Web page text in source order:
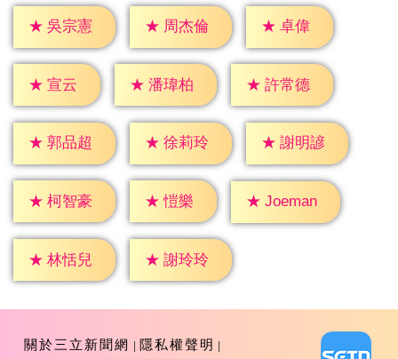
★ 吳宗憲 ★ 周杰倫 ★ 卓偉
★ 宣云 ★ 潘瑋柏 ★ 許常德
★ 郭品超 ★ 徐莉玲 ★ 謝明諺
★ 柯智豪 ★ 愷樂 ★ Joeman
★ 林恬兒 ★ 謝玲玲
關於三立新聞網 隱私權聲明